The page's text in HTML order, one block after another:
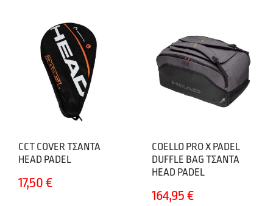
CCT COVER ΤΣΑΝΤΑ
HEAD PADEL
17,50€
COELLO PRO X PADEL
DUFFLE BAG ΤΣΑΝΤΑ
HEAD PADEL
164,95€